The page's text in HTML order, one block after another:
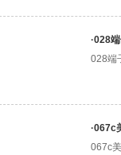
·028
028端
·067c
067c